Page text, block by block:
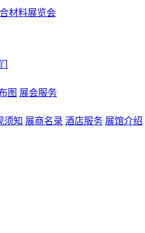
图 展会服务
须知 展商名录 酒店服务 展馆介绍